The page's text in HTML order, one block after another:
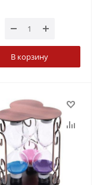
В корзину